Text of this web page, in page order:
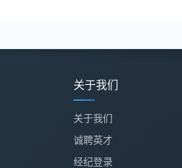
关于我们
关于我们
诚聘英才
经纪登录